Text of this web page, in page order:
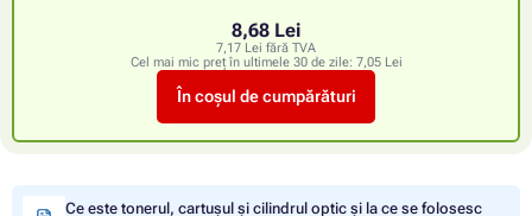
8,68 Lei
7,17 Lei fără TVA
Cel mai mic preț în ultimele 30 de zile: 7,05 Lei
În coșul de cumpărături
Ce este tonerul, cartușul și cilindrul optic și la ce se folosesc